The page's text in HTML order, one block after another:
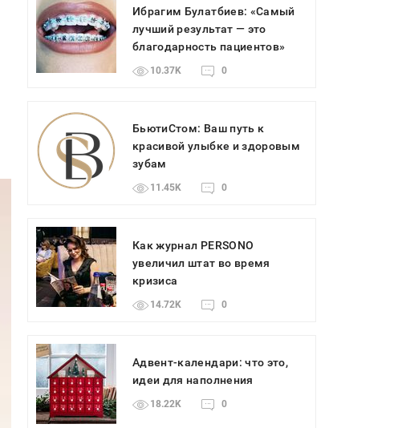
Ибрагим Булатбиев: «Самый
лучший результат — это
благодарность пациентов»
10.37K 0
БьютиСтом: Ваш путь к
красивой улыбке и здоровым
зубам
11.45K 0
Как журнал PERSONO
увеличил штат во время
кризиса
14.72K 0
Адвент-календари: что это,
идеи для наполнения
18.22K 0